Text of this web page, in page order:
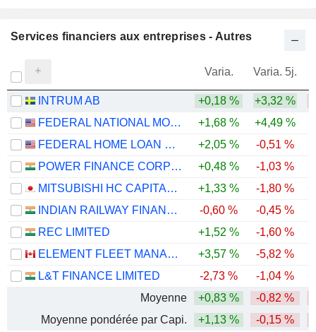
Services financiers aux entreprises - Autres
Varia. Varia. 5j.
INTRUM AB +0,18 % +3,32 %
FEDERAL NATIONAL MORTGAGE ASSOCIATION
+1,68 % +4,49 %
FEDERAL HOME LOAN MORTGAGE CORPORATION
+2,05 % -0,51 %
POWER FINANCE CORPORATION LIMITED
+0,48 % -1,03 %
MITSUBISHI HC CAPITAL INC.
+1,33 % -1,80 %
INDIAN RAILWAY FINANCE CORPORATION LIMITED
-0,60 % -0,45 %
REC LIMITED
+1,52 % -1,60 %
ELEMENT FLEET MANAGEMENT CORP.
+3,57 % -5,82 %
L&T FINANCE LIMITED
-2,73 % -1,04 %
Moyenne
+0,83 % -0,82 %
Moyenne pondérée par Capi.
+1,13 % -0,15 %